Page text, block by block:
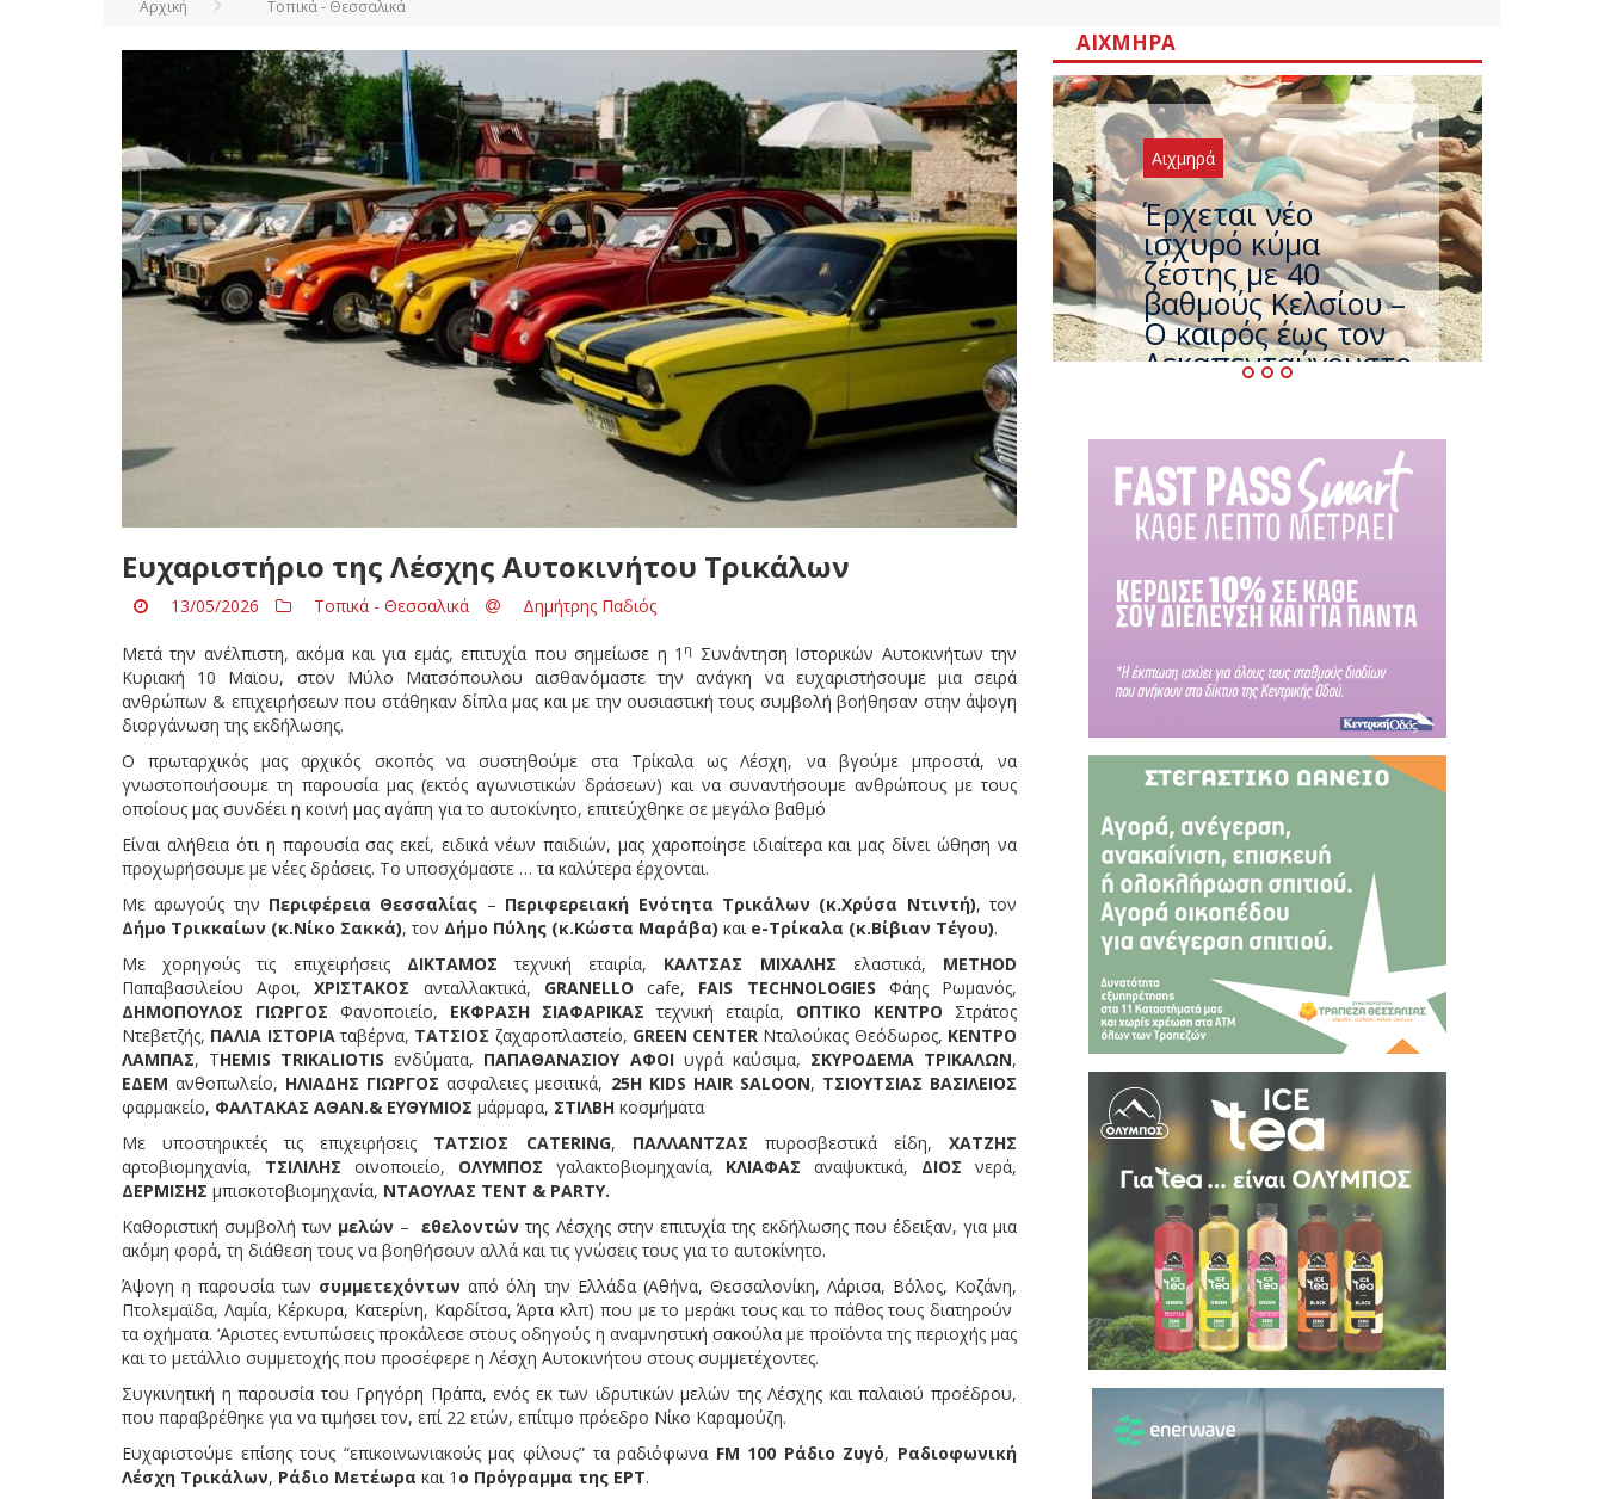
Αρχική Τοπικά - Θεσσαλικά
Ευχαριστήριο της Λέσχης Αυτοκινήτου Τρικάλων
13/05/2026 Τοπικά - Θεσσαλικά Δημήτρης Παδιός
Μετά την ανέλπιστη, ακόμα και για εμάς, επιτυχία που σημείωσε η 1 η
Συνάντηση Ιστορικών Αυτοκινήτων την
Κυριακή 10 Μαϊου, στον Μύλο Ματσόπουλου αισθανόμαστε την ανάγκη να ευχαριστήσουμε μια σειρά
ανθρώπων & επιχειρήσεων που στάθηκαν δίπλα μας και με την ουσιαστική τους συμβολή βοήθησαν στην άψογη
διοργάνωση της εκδήλωσης.
Ο πρωταρχικός μας αρχικός σκοπός να συστηθούμε στα Τρίκαλα ως Λέσχη, να βγούμε μπροστά, να
γνωστοποιήσουμε τη παρουσία μας (εκτός αγωνιστικών δράσεων) και να συναντήσουμε ανθρώπους με τους
οποίους μας συνδέει η κοινή μας αγάπη για το αυτοκίνητο, επιτεύχθηκε σε μεγάλο βαθμό
Είναι αλήθεια ότι η παρουσία σας εκεί, ειδικά νέων παιδιών, μας χαροποίησε ιδιαίτερα και μας δίνει ώθηση να
προχωρήσουμε με νέες δράσεις. Το υποσχόμαστε … τα καλύτερα έρχονται.
Με αρωγούς την Περιφέρεια Θεσσαλίας – Περιφερειακή Ενότητα Τρικάλων (κ.Χρύσα Ντιντή), τον
Δήμο Τρικκαίων (κ.Νίκο Σακκά), τον Δήμο Πύλης (κ.Κώστα Μαράβα) και e-Τρίκαλα (κ.Βίβιαν Τέγου).
Με χορηγούς τις επιχειρήσεις ΔΙΚΤΑΜΟΣ τεχνική εταιρία, ΚΑΛΤΣΑΣ ΜΙΧΑΛΗΣ ελαστικά, METHOD
Παπαβασιλείου Αφοι,ΧΡΙΣΤΑΚΟΣ ανταλλακτικά, GRANELLO cafe, FAIS TECHNOLOGIES Φάης Ρωμανός,
ΔΗΜΟΠΟΥΛΟΣ ΓΙΩΡΓΟΣ Φανοποιείο, ΕΚΦΡΑΣΗ ΣΙΑΦΑΡΙΚΑΣ τεχνική εταιρία, ΟΠΤΙΚΟ ΚΕΝΤΡΟ Στράτος
Ντεβετζής, ΠΑΛΙΑ ΙΣΤΟΡΙΑ ταβέρνα, ΤΑΤΣΙΟΣ ζαχαροπλαστείο, GREEN CENTER Νταλούκας Θεόδωρος, ΚΕΝΤΡΟ
ΛΑΜΠΑΣ, THEMIS TRIKALIOTIS ενδύματα, ΠΑΠΑΘΑΝΑΣΙΟΥ ΑΦΟΙυγρά καύσιμα, ΣΚΥΡΟΔΕΜΑ ΤΡΙΚΑΛΩΝ,
ΕΔΕΜανθοπωλείο, ΗΛΙΑΔΗΣ ΓΙΩΡΓΟΣ ασφαλειες μεσιτικά, 25Η KIDS HAIR SALOON, ΤΣΙΟΥΤΣΙΑΣ ΒΑΣΙΛΕΙΟΣ
φαρμακείο, ΦΑΛΤΑΚΑΣ ΑΘΑΝ.& ΕΥΘΥΜΙΟΣ μάρμαρα, ΣΤΙΛΒΗ κοσμήματα
Με υποστηρικτές τις επιχειρήσεις ΤΑΤΣΙΟΣ CATERING, ΠΑΛΛΑΝΤΖΑΣ πυροσβεστικά είδη,ΧΑΤΖΗΣ
αρτοβιομηχανία, ΤΣΙΛΙΛΗΣ οινοποιείο, ΟΛΥΜΠΟΣ γαλακτοβιομηχανία, ΚΛΙΑΦΑΣαναψυκτικά, ΔΙΟΣ νερά,
ΔΕΡΜΙΣΗΣ μπισκοτοβιομηχανία, ΝΤΑΟΥΛΑΣ TENT & PARTY.
Καθοριστική συμβολή των μελών –εθελοντών της Λέσχης στην επιτυχία της εκδήλωσης που έδειξαν, για μια
ακόμη φορά, τη διάθεση τους να βοηθήσουν αλλά και τις γνώσεις τους για το αυτοκίνητο.
Άψογη η παρουσία των συμμετεχόντωναπό όλη την Ελλάδα (Αθήνα, Θεσσαλονίκη, Λάρισα, Βόλος, Κοζάνη,
Πτολεμαϊδα, Λαμία, Κέρκυρα, Κατερίνη, Καρδίτσα, Άρτα κλπ) που με το μεράκι τους και το πάθος τους διατηρούν
τα οχήματα. ‘Αριστες εντυπώσεις προκάλεσε στους οδηγούς η αναμνηστική σακούλα με προϊόντα της περιοχής μας
και το μετάλλιο συμμετοχής που προσέφερε η Λέσχη Αυτοκινήτου στους συμμετέχοντες.
Συγκινητική η παρουσία του Γρηγόρη Πράπα, ενός εκ των ιδρυτικών μελών της Λέσχης και παλαιού προέδρου,
που παραβρέθηκε για να τιμήσει τον, επί 22 ετών, επίτιμο πρόεδρο Νίκο Καραμούζη.
Ευχαριστούμε επίσης τους “επικοινωνιακούς μας φίλους” τα ραδιόφωνα FM 100 Ράδιο Ζυγό, Ραδιοφωνική
Λέσχη Τρικάλων, Ράδιο Μετέωρα και 1 ο Πρόγραμμα της ΕΡΤ.
ΑΙΧΜΗΡΆ
Αιχμηρά
Άφαντος ο
Τσίπρας… την ώρα
που η χώρα
καίγεται